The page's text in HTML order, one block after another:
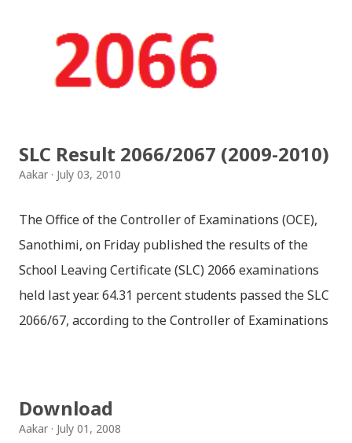
SLC Result 2066/2067 (2009-2010)
Aakar July 03, 2010
The Office of the Controller of Examinations (OCE),
Sanothimi, on Friday published the results of the
School Leaving Certificate (SLC) 2066 examinations
held last year. 64.31 percent students passed the SLC
2066/67, according to the Controller of Examinations
Congratulations to all, who passed SLC this year. And
Download
Aakar July 01, 2008